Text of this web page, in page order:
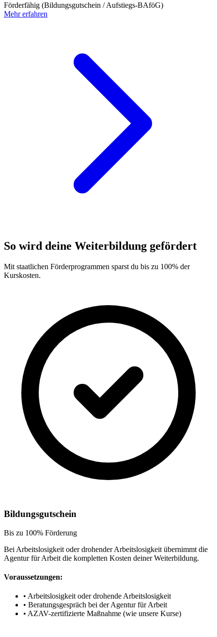
Förderfähig (Bildungsgutschein / Aufstiegs-BAföG)
Mehr erfahren
So wird deine Weiterbildung gefördert
Mit staatlichen Förderprogrammen sparst du bis zu 100% der
Kurskosten.
Bildungsgutschein
Bis zu 100% Förderung
Bei Arbeitslosigkeit oder drohender Arbeitslosigkeit übernimmt die
Agentur für Arbeit die kompletten Kosten deiner Weiterbildung.
Voraussetzungen:
• Arbeitslosigkeit oder drohende Arbeitslosigkeit
• Beratungsgespräch bei der Agentur für Arbeit
• AZAV-zertifizierte Maßnahme (wie unsere Kurse)